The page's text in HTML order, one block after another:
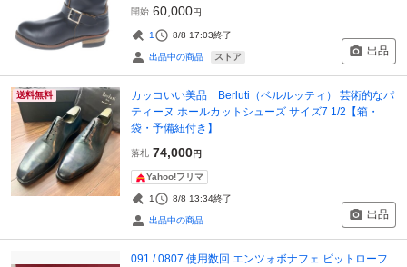
開始 60,000円
1 8/8 17:03終了
出品中の商品 ストア 出品
送料無料
カッコいい美品 Berluti（ベルルッティ） 芸術的なパ
ティーヌ ホールカットシューズ サイズ7 1/2【箱・
袋・予備紐付き】
落札 74,000円
Yahoo!フリマ
1 8/8 13:34終了
出品中の商品 出品
091 / 0807 使用数回 エンツォボナフェ ビットローフ